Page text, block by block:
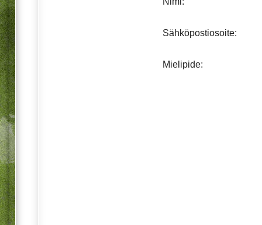
Sähköpostiosoite:
Mielipide: